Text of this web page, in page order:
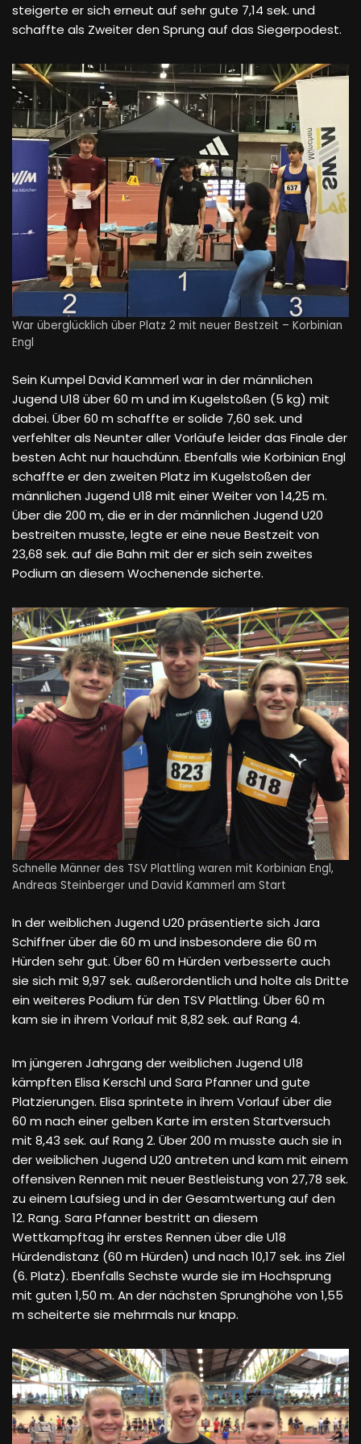
steigerte er sich erneut auf sehr gute 7,14 sek. und
schaffte als Zweiter den Sprung auf das Siegerpodest.
War überglücklich über Platz 2 mit neuer Bestzeit – Korbinian
Engl
Sein Kumpel David Kammerl war in der männlichen
Jugend U18 über 60 m und im Kugelstoßen (5 kg) mit
dabei. Über 60 m schaffte er solide 7,60 sek. und
verfehlter als Neunter aller Vorläufe leider das Finale der
besten Acht nur hauchdünn. Ebenfalls wie Korbinian Engl
schaffte er den zweiten Platz im Kugelstoßen der
männlichen Jugend U18 mit einer Weiter von 14,25 m.
Über die 200 m, die er in der männlichen Jugend U20
bestreiten musste, legte er eine neue Bestzeit von
23,68 sek. auf die Bahn mit der er sich sein zweites
Podium an diesem Wochenende sicherte.
Schnelle Männer des TSV Plattling waren mit Korbinian Engl,
Andreas Steinberger und David Kammerl am Start
In der weiblichen Jugend U20 präsentierte sich Jara
Schiffner über die 60 m und insbesondere die 60 m
Hürden sehr gut. Über 60 m Hürden verbesserte auch
sie sich mit 9,97 sek. außerordentlich und holte als Dritte
ein weiteres Podium für den TSV Plattling. Über 60 m
kam sie in ihrem Vorlauf mit 8,82 sek. auf Rang 4.
Im jüngeren Jahrgang der weiblichen Jugend U18
kämpften Elisa Kerschl und Sara Pfanner und gute
Platzierungen. Elisa sprintete in ihrem Vorlauf über die
60 m nach einer gelben Karte im ersten Startversuch
mit 8,43 sek. auf Rang 2. Über 200 m musste auch sie in
der weiblichen Jugend U20 antreten und kam mit einem
offensiven Rennen mit neuer Bestleistung von 27,78 sek.
zu einem Laufsieg und in der Gesamtwertung auf den
12. Rang. Sara Pfanner bestritt an diesem
Wettkampftag ihr erstes Rennen über die U18
Hürdendistanz (60 m Hürden) und nach 10,17 sek. ins Ziel
(6. Platz). Ebenfalls Sechste wurde sie im Hochsprung
mit guten 1,50 m. An der nächsten Sprunghöhe von 1,55
m scheiterte sie mehrmals nur knapp.